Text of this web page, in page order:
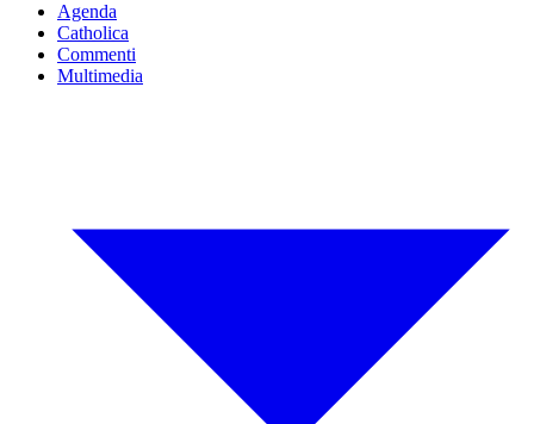
Agenda
Catholica
Commenti
Multimedia